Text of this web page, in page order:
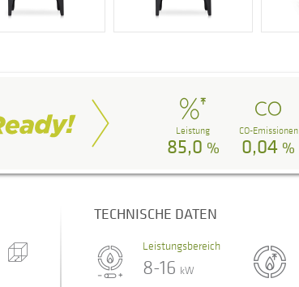
Leistung
85,0 %
CO-Emissionen
0,04 %
TECHNISCHE DATEN
Leistungsbereich
8-16 kW